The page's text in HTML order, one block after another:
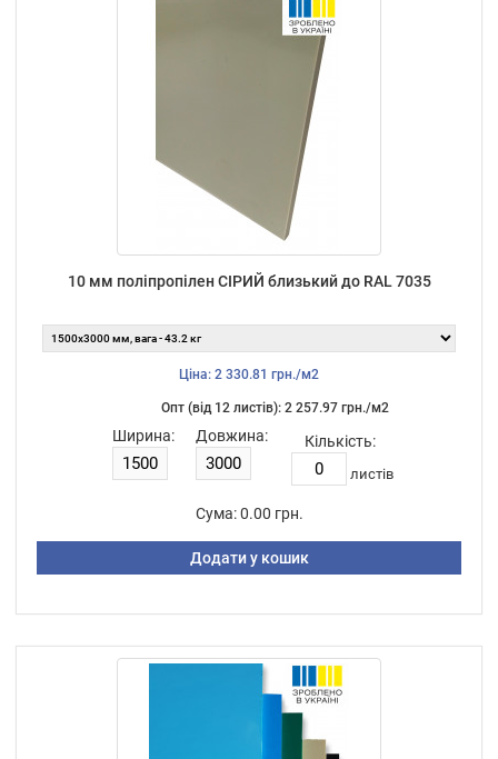
10 мм поліпропілен СІРИЙ близький до RAL 7035
Ціна: 2 330.81 грн./м2
Опт (від 12 листiв): 2 257.97 грн./м2
Ширина: Довжина: Кількість:
листiв
Сума: 0.00 грн.
Додати у кошик